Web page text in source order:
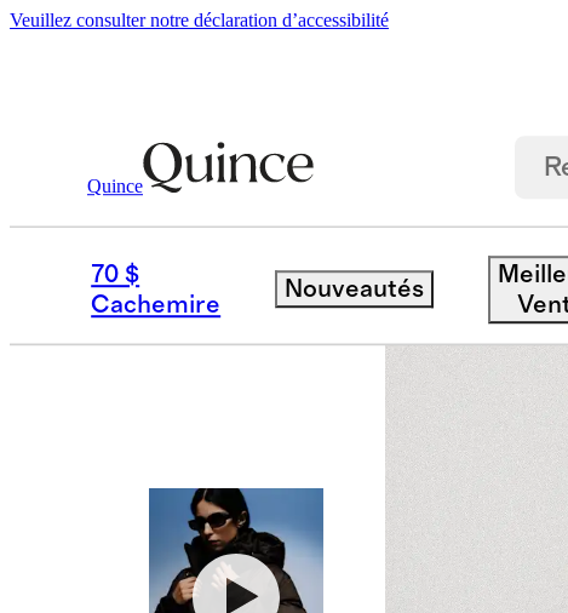
Veuillez consulter notre déclaration d’accessibilité
Quince
70 $
Cachemire
Nouveautés
Femme